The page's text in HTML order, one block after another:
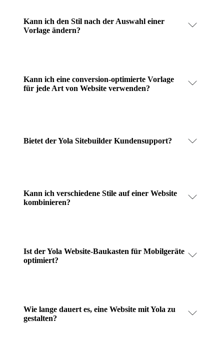
Kann ich den Stil nach der Auswahl einer
Vorlage ändern?
Kann ich eine conversion-optimierte Vorlage
für jede Art von Website verwenden?
Bietet der Yola Sitebuilder Kundensupport?
Kann ich verschiedene Stile auf einer Website
kombinieren?
Ist der Yola Website-Baukasten für Mobilgeräte
optimiert?
Wie lange dauert es, eine Website mit Yola zu
gestalten?